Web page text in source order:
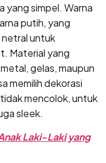
yang simpel. Warna
putih, yang
untuk
Material yang
gelas, maupun
memilih dekorasi
mencolok, untuk
sleek.
Laki-Laki yang